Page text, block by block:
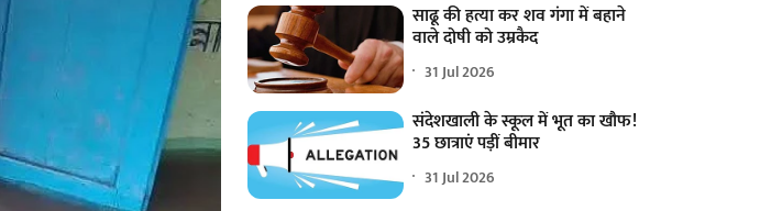
साढू की हत्या कर शव गंगा में बहाने
वाले दोषी को उम्रकैद
31 Jul 2026
संदेशखाली के स्कूल में भूत का खौफ!
35 छात्राएं पड़ीं बीमार
31 Jul 2026